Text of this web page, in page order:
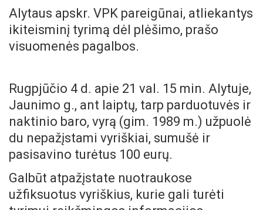
Alytaus apskr. VPK pareigūnai, atliekantys
ikiteisminį tyrimą dėl plėšimo, prašo
visuomenės pagalbos.
Rugpjūčio 4 d. apie 21 val. 15 min. Alytuje,
Jaunimo g., ant laiptų, tarp parduotuvės ir
naktinio baro, vyrą (gim. 1989 m.) užpuolė
du nepažįstami vyriškiai, sumušė ir
pasisavino turėtus 100 eurų.
Galbūt atpažįstate nuotraukose
užfiksuotus vyriškius, kurie gali turėti